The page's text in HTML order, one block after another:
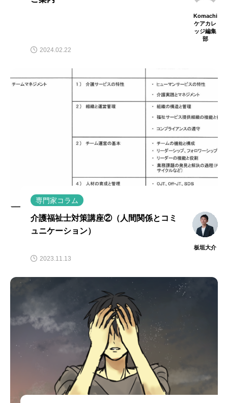
Komachi
ケアカレ
ッジ編集
部
2024.02.22
専門家コラム
介護福祉士対策講座②（人間関係とコミ
ュニケーション）
板垣大介
2023.11.13